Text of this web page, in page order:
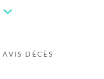
AVIS DÉCÈS